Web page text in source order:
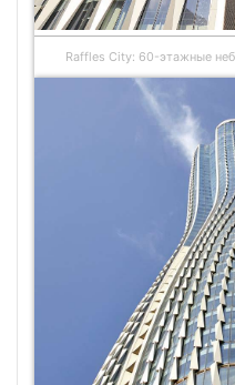
Raffles City: 60-этажные